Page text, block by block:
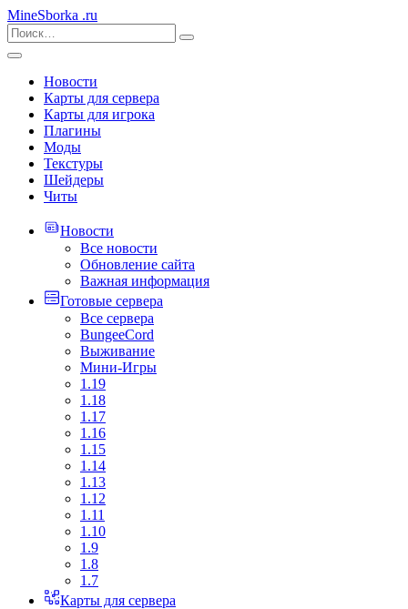
MineSborka .ru
Новости
Карты для сервера
Карты для игрока
Плагины
Моды
Текстуры
Шейдеры
Читы
Новости
Все новости
Обновление сайта
Важная информация
Готовые сервера
Все сервера
BungeeCord
Выживание
Мини-Игры
1.19
1.18
1.17
1.16
1.15
1.14
1.13
1.12
1.11
1.10
1.9
1.8
1.7
Карты для сервера